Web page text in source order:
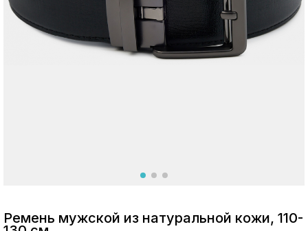
Ремень мужской из натуральной кожи, 110-